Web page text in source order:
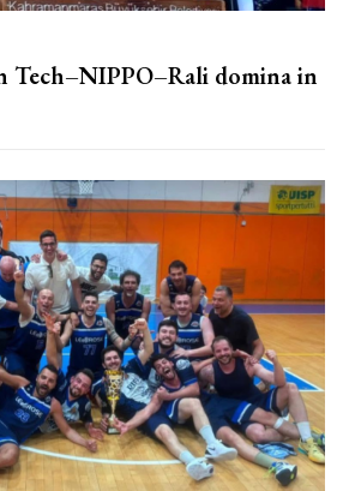
Tech–NIPPO–Rali domina in